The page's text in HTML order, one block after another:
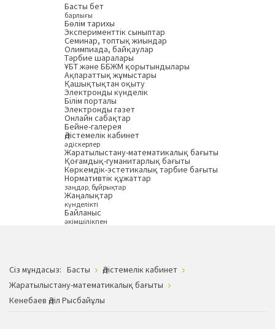
Басты бет
барлығы
Бөлім тарихы
Эксперименттік сыныптар
Семинар, топтық жиындар
Олимпиада, байқаулар
Тәрбие шаралары
ҰБТ және ББЖМ қорытындылары
Ақпараттық жұмыстары
Қашықтықтан оқыту
Электронды күнделік
Білім порталы
Электронды газет
Онлайн сабақтар
Бейне-галерея
Әдістемелік кабинет
әдіскерлер
Жаратылыстану-математикалық бағыты
Қоғамдық-гуманитарлық бағыты
Көркемдік-эстетикалық тәрбие бағыты
Нормативтік құжаттар
заңдар, бұйрықтар
Жаңалықтар
күнделікті
Байланыс
әкімшілікпен
Сiз мұндасыз: Басты
Әдістемелік кабинет
Жаратылыстану-математикалық бағыты
Кенебаев Әділ Рысбайұлы